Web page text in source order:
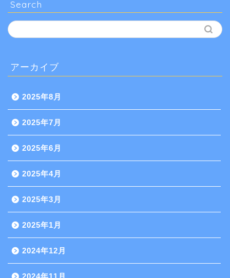
Search
アーカイブ
2025年8月
2025年7月
2025年6月
2025年4月
2025年3月
2025年1月
2024年12月